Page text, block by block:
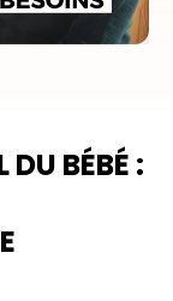
DU BÉBÉ :